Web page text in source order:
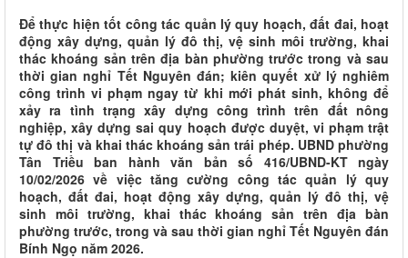
Để thực hiện tốt công tác quản lý quy hoạch, đất đai, hoạt
động xây dựng, quản lý đô thị, vệ sinh môi trường, khai
thác khoáng sản trên địa bàn phường trước trong và sau
thời gian nghỉ Tết Nguyên đán; kiên quyết xử lý nghiêm
công trình vi phạm ngay từ khi mới phát sinh, không để
xảy ra tình trạng xây dựng công trình trên đất nông
nghiệp, xây dựng sai quy hoạch được duyệt, vi phạm trật
tự đô thị và khai thác khoáng sản trái phép. UBND phường
Tân Triều ban hành văn bản số 416/UBND-KT ngày
10/02/2026 về việc tăng cường công tác quản lý quy
hoạch, đất đai, hoạt động xây dựng, quản lý đô thị, vệ
sinh môi trường, khai thác khoáng sản trên địa bàn
phường trước, trong và sau thời gian nghỉ Tết Nguyên đán
Bính Ngọ năm 2026.